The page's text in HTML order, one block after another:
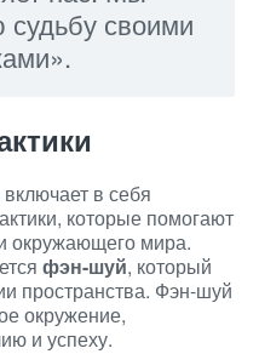
своими
в себя
которые помогают
окружающего мира.
фэн-шуй, который
пространства. Фэн-шуй
окружение,
и успеху.